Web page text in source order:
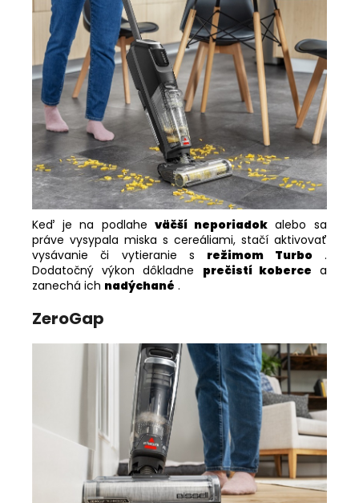
Keď je na podlaheväčší neporiadokalebo sa
práve vysypala miska s cereáliami, stačí aktivovať
vysávanie či vytieranie s režimom Turbo.
Dodatočný výkon dôkladne prečistí koberce a
zanechá ich nadýchané .
ZeroGap